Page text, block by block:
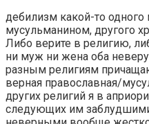
дебилизм какой-то
мусульманином, другого
Либо верите в религию,
ни муж ни жена оба
разным религиям
верная православная/
других религий я в
следующих им